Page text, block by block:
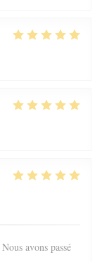
avons passé